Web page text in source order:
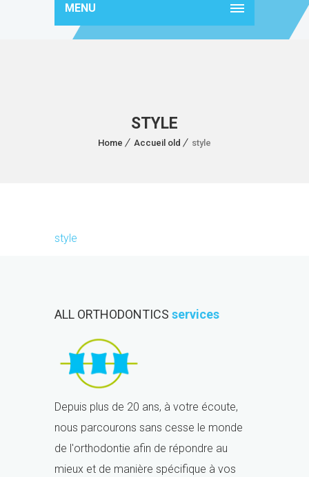
MENU
STYLE
Home Accueil old style
style
ALL ORTHODONTICS services
Depuis plus de 20 ans, à votre écoute,
nous parcourons sans cesse le monde
de l'orthodontie afin de répondre au
mieux et de manière spécifique à vos